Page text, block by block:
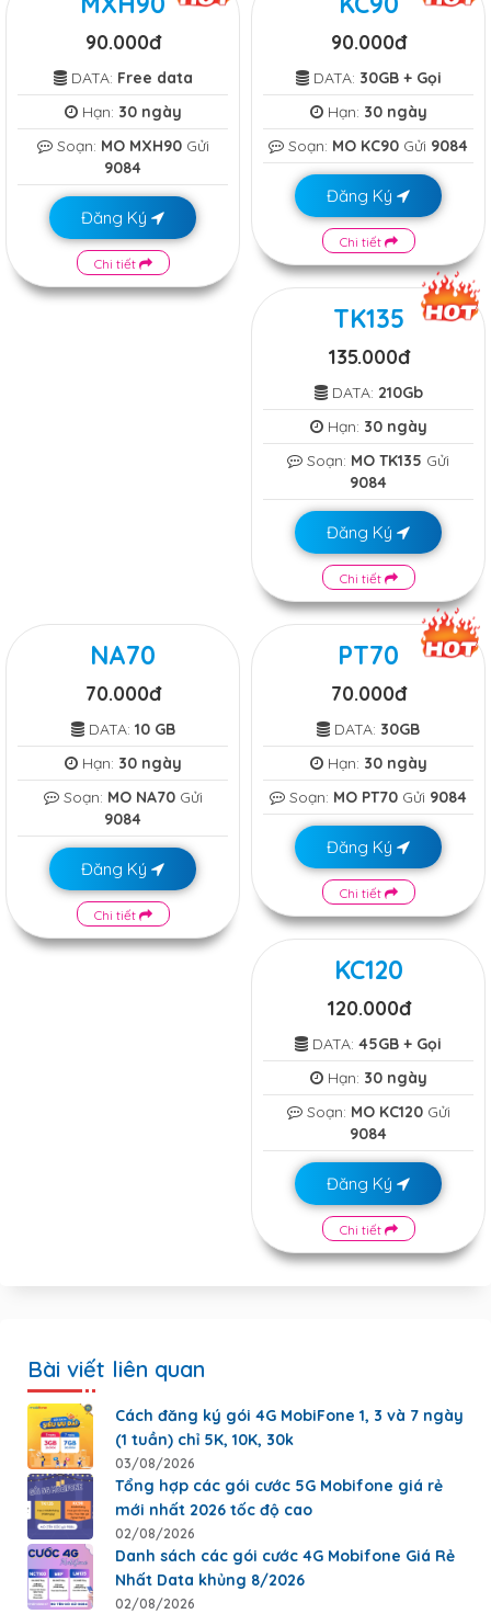
90.000đ
DATA: Free data
Hạn: 30 ngày
Soạn: MO MXH90Gửi
9084
Đăng Ký
Chi tiết
90.000đ
DATA: 30GB + Gọi
Hạn: 30 ngày
Soạn: MO KC90 Gửi 9084
Đăng Ký
Chi tiết
TK135
135.000đ
DATA: 210Gb
Hạn: 30 ngày
Soạn: MO TK135 Gửi
9084
Đăng Ký
Chi tiết
NA70
70.000đ
DATA: 10 GB
Hạn: 30 ngày
Soạn: MO NA70Gửi
9084
Đăng Ký
Chi tiết
PT70
70.000đ
DATA: 30GB
Hạn: 30 ngày
Soạn: MO PT70 Gửi 9084
Đăng Ký
Chi tiết
KC120
120.000đ
DATA: 45GB + Gọi
Hạn: 30 ngày
Soạn: MO KC120Gửi
9084
Đăng Ký
Chi tiết
Bài viết liên quan
Cách đăng ký gói 4G MobiFone 1, 3 và 7 ngày
(1 tuần) chỉ 5K, 10K, 30k
03/08/2026
Tổng hợp các gói cước 5G Mobifone giá rẻ
mới nhất 2026 tốc độ cao
02/08/2026
Danh sách các gói cước 4G Mobifone Giá Rẻ
Nhất Data khủng 8/2026
02/08/2026